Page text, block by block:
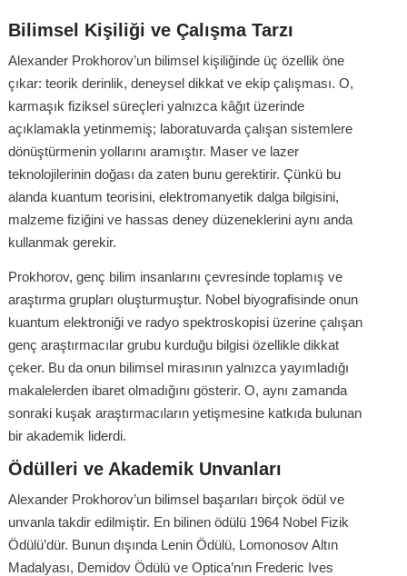
Bilimsel Kişiliği ve Çalışma Tarzı
Alexander Prokhorov’un bilimsel kişiliğinde üç özellik öne
çıkar: teorik derinlik, deneysel dikkat ve ekip çalışması. O,
karmaşık fiziksel süreçleri yalnızca kâğıt üzerinde
açıklamakla yetinmemiş; laboratuvarda çalışan sistemlere
dönüştürmenin yollarını aramıştır. Maser ve lazer
teknolojilerinin doğası da zaten bunu gerektirir. Çünkü bu
alanda kuantum teorisini, elektromanyetik dalga bilgisini,
malzeme fiziğini ve hassas deney düzeneklerini aynı anda
kullanmak gerekir.
Prokhorov, genç bilim insanlarını çevresinde toplamış ve
araştırma grupları oluşturmuştur. Nobel biyografisinde onun
kuantum elektroniği ve radyo spektroskopisi üzerine çalışan
genç araştırmacılar grubu kurduğu bilgisi özellikle dikkat
çeker. Bu da onun bilimsel mirasının yalnızca yayımladığı
makalelerden ibaret olmadığını gösterir. O, aynı zamanda
sonraki kuşak araştırmacıların yetişmesine katkıda bulunan
bir akademik liderdi.
Ödülleri ve Akademik Unvanları
Alexander Prokhorov’un bilimsel başarıları birçok ödül ve
unvanla takdir edilmiştir. En bilinen ödülü 1964 Nobel Fizik
Ödülü’dür. Bunun dışında Lenin Ödülü, Lomonosov Altın
Madalyası, Demidov Ödülü ve Optica’nın Frederic Ives